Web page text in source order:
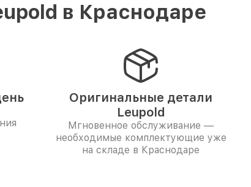
в Краснодаре
Оригинальные детали
Leupold
Мгновенное обслуживание —
необходимые комплектующие уже
на складе в Краснодаре